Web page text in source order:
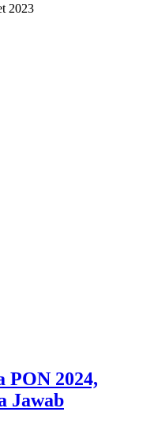
2023
PON 2024,
Jawab